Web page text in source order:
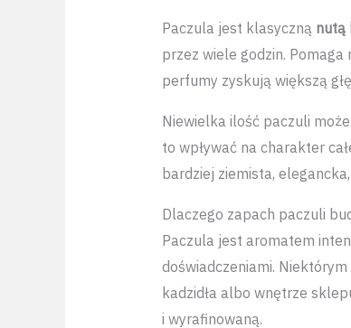
Paczula jest klasyczną nutą
przez wiele godzin.
perfumy zyskują większą
Niewielka ilość paczuli
to wpływać na charakter
bardziej ziemista,
Dlaczego zapach paczuli
Paczula jest aromatem
doświadczeniami.
kadzidła albo wnętrze
i wyrafinowaną.